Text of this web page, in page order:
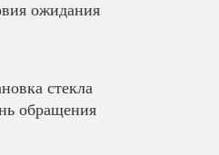
ожидания
стекла
обращения